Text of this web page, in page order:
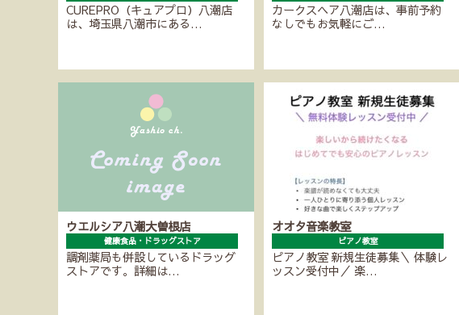
CUREPRO（キュアプロ）八潮店
は、埼玉県八潮市にある…
カークスヘア八潮店は、事前予約
なしでもお気軽にご…
ウエルシア八潮大曽根店
健康食品・ドラッグストア
調剤薬局も併設しているドラッグ
ストアです。詳細は…
オオタ音楽教室
ピアノ教室
ピアノ教室 新規生徒募集＼ 体験レ
ッスン受付中／ 楽…